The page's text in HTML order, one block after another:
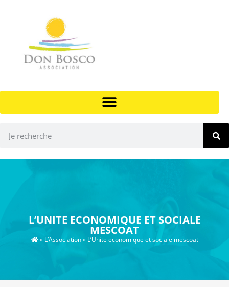
L’UNITE ECONOMIQUE ET SOCIALE
MESCOAT
» L’Association» L’Unite economique et sociale mescoat